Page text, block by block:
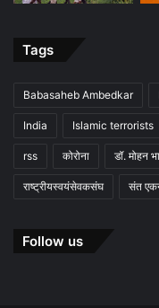
Tags
Babasaheb Ambedkar
India Islamic terrorists
rss कोरोना डॉ. मोहन
राष्ट्रीयस्वयंसेवकसंघ संत
Follow us